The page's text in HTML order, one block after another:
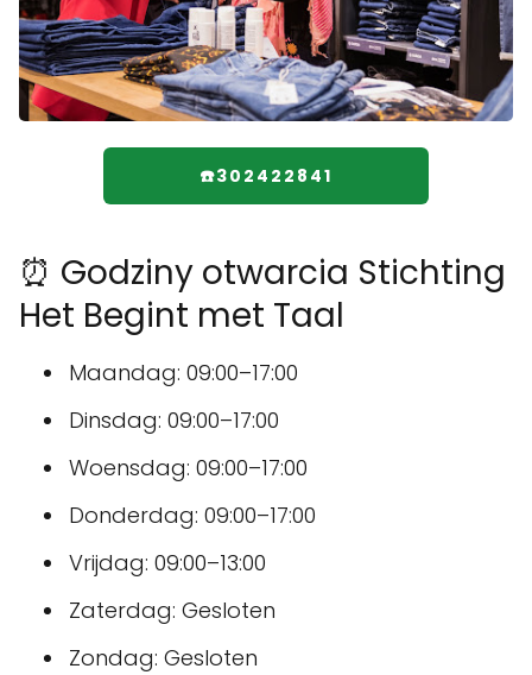
☎️302422841
⏰ Godziny otwarcia Stichting
Het Begint met Taal
Maandag: 09:00–17:00
Dinsdag: 09:00–17:00
Woensdag: 09:00–17:00
Donderdag: 09:00–17:00
Vrijdag: 09:00–13:00
Zaterdag: Gesloten
Zondag: Gesloten